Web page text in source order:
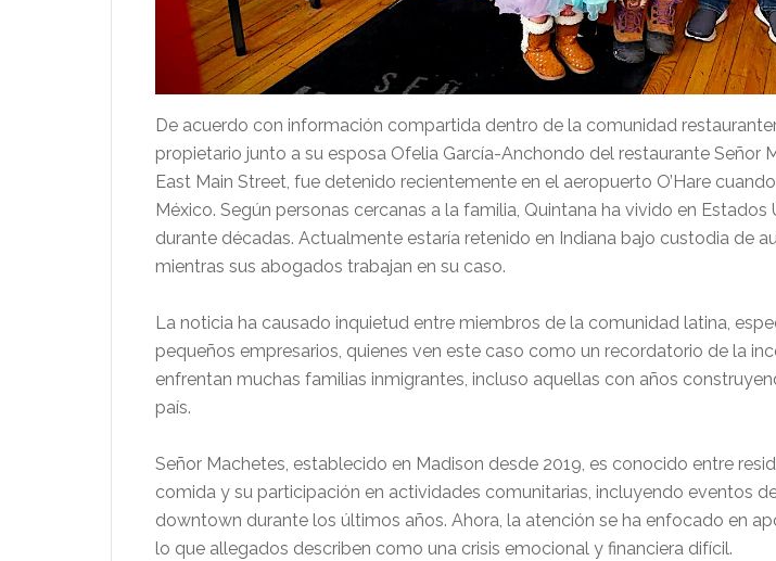
De acuerdo con información compartida dentro de la comunidad
propietario junto a su esposa Ofelia García-Anchondo del restaurante Señor
East Main Street, fue detenido recientemente en el aeropuerto O’Hare
México. Según personas cercanas a la familia, Quintana ha vivido en
durante décadas. Actualmente estaría retenido en Indiana bajo custodia de
mientras sus abogados trabajan en su caso.
La noticia ha causado inquietud entre miembros de la comunidad latina,
pequeños empresarios, quienes ven este caso como un recordatorio de la
enfrentan muchas familias inmigrantes, incluso aquellas con años
país.
Señor Machetes, establecido en Madison desde 2019, es conocido entre
comida y su participación en actividades comunitarias, incluyendo eventos
downtown durante los últimos años. Ahora, la atención se ha enfocado en
lo que allegados describen como una crisis emocional y financiera difícil.